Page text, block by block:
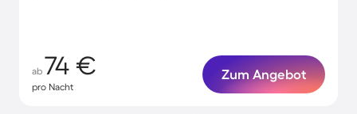
ab 74 €
pro Nacht
Zum Angebot